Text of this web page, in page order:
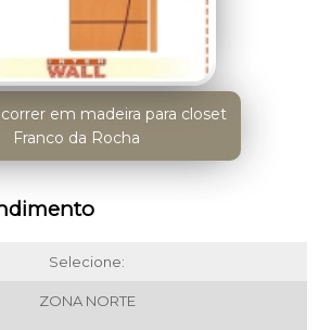
em madeira para closet
Franco da Rocha
Selecione:
ZONA NORTE